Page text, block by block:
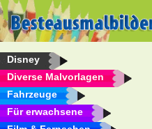
Disney
Diverse Malvorlagen
Fahrzeuge
Für erwachsene